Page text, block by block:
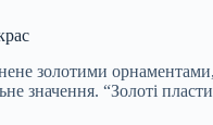
золотими
значення. “Золоті